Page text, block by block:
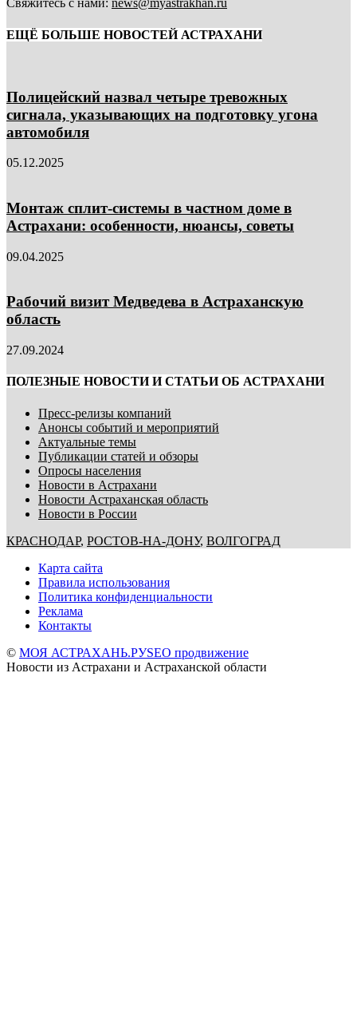
Свяжитесь с нами: news@myastrakhan.ru
ЕЩЁ БОЛЬШЕ НОВОСТЕЙ АСТРАХАНИ
Полицейский назвал четыре тревожных
сигнала, указывающих на подготовку угона
автомобиля
05.12.2025
Монтаж сплит-системы в частном доме в
Астрахани: особенности, нюансы, советы
09.04.2025
Рабочий визит Медведева в Астраханскую
область
27.09.2024
ПОЛЕЗНЫЕ НОВОСТИ И СТАТЬИ ОБ АСТРАХАНИ
Пресс-релизы компаний
Анонсы событий и мероприятий
Актуальные темы
Публикации статей и обзоры
Опросы населения
Новости в Астрахани
Новости Астраханская область
Новости в России
КРАСНОДАР, РОСТОВ-НА-ДОНУ, ВОЛГОГРАД
Карта сайта
Правила использования
Политика конфиденциальности
Реклама
Контакты
© МОЯ АСТРАХАНЬ.РУSEO продвижение
Новости из Астрахани и Астраханской области